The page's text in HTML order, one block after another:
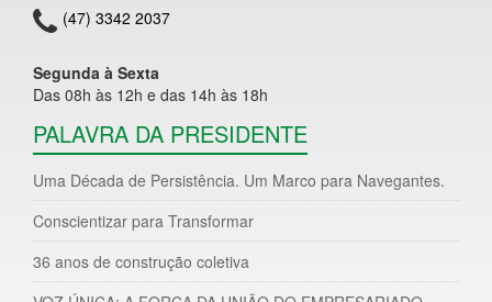
(47) 3342 2037
Segunda à Sexta
Das 08h às 12h e das 14h às 18h
PALAVRA DA PRESIDENTE
Uma Década de Persistência. Um Marco para Navegantes.
Conscientizar para Transformar
36 anos de construção coletiva